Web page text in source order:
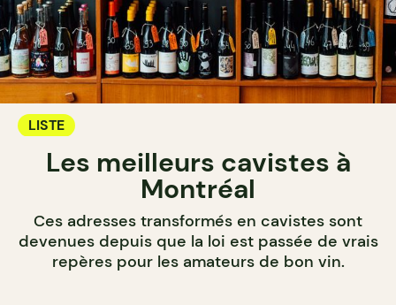
LISTE
Les meilleurs cavistes à
Montréal
Ces adresses transformés en cavistes sont
devenues depuis que la loi est passée de vrais
repères pour les amateurs de bon vin.